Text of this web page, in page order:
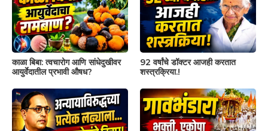
काळा बिबा: त्वचारोग आणि सांधेदुखीवर
आयुर्वेदातील प्रभावी औषध?
92 वर्षांचे डॉक्टर आजही करतात
शस्त्रक्रिया.!